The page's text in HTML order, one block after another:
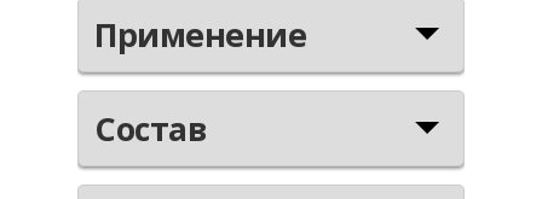
Применение
Состав